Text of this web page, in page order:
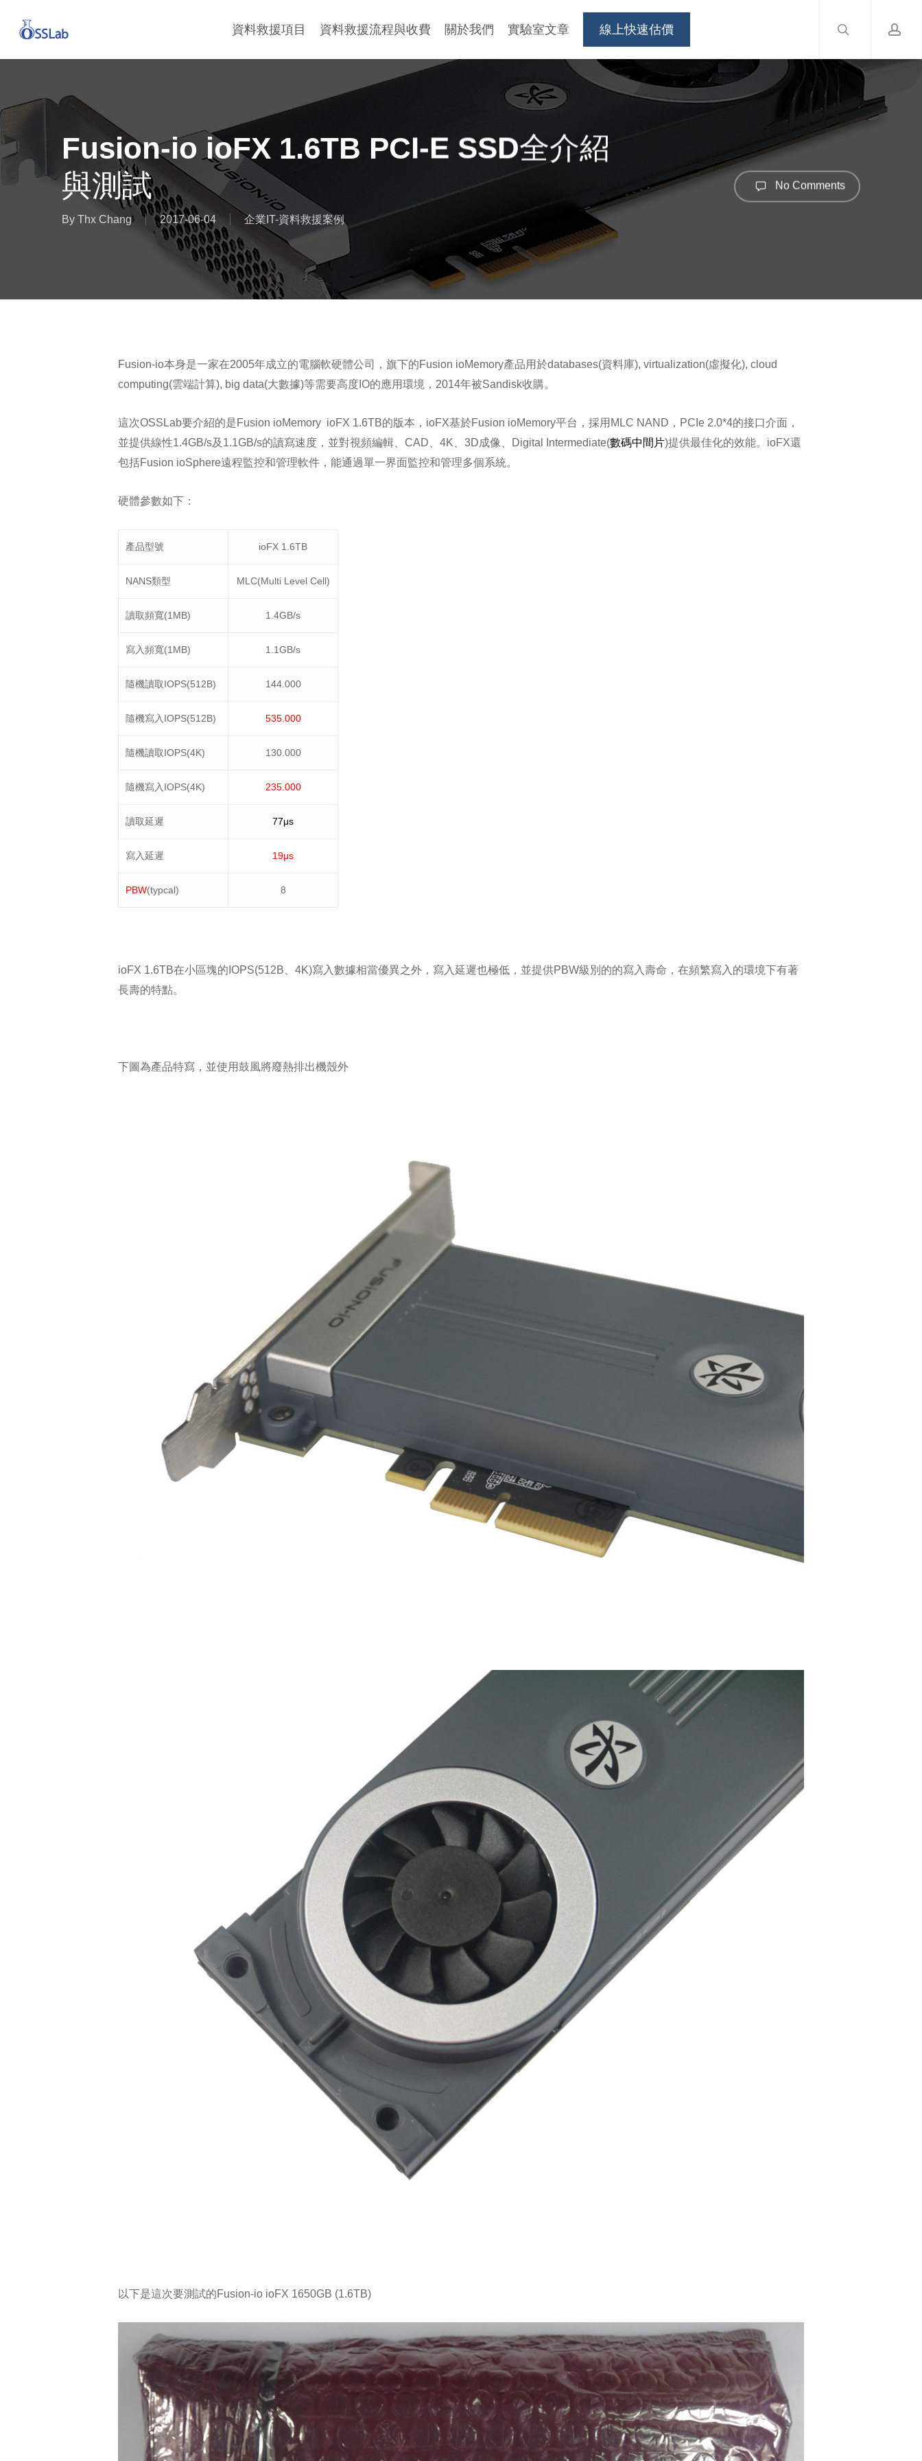
資料救援項目 資料救援流程與收費 關於我們 實驗室文章 線上快速估價
Fusion-io ioFX 1.6TB PCI-E SSD全介紹
與測試
By Thx Chang 2017-06-04 企業IT-資料救援案例
No Comments
Fusion-io本身是一家在2005年成立的電腦軟硬體公司，旗下的Fusion ioMemory產品用於databases(資料庫), virtualization(虛擬化), cloud
computing(雲端計算), big data(大數據)等需要高度IO的應用環境，2014年被Sandisk收購。
這次OSSLab要介紹的是Fusion ioMemory ioFX 1.6TB的版本，ioFX基於Fusion ioMemory平台，採用MLC NAND，PCIe 2.0*4的接口介面，
並提供線性1.4GB/s及1.1GB/s的讀寫速度，並對視頻編輯、CAD、4K、3D成像、Digital Intermediate(數碼中間片)提供最佳化的效能。ioFX還
包括Fusion ioSphere遠程監控和管理軟件，能通過單一界面監控和管理多個系統。
硬體參數如下：
產品型號 ioFX 1.6TB
NANS類型 MLC(Multi Level Cell)
讀取頻寬(1MB) 1.4GB/s
寫入頻寬(1MB) 1.1GB/s
隨機讀取IOPS(512B) 144.000
隨機寫入IOPS(512B) 535.000
隨機讀取IOPS(4K) 130.000
隨機寫入IOPS(4K) 235.000
讀取延遲 77μs
寫入延遲 19μs
PBW(typcal) 8
ioFX 1.6TB在小區塊的IOPS(512B、4K)寫入數據相當優異之外，寫入延遲也極低，並提供PBW級別的的寫入壽命，在頻繁寫入的環境下有著
長壽的特點。
下圖為產品特寫，並使用鼓風將廢熱排出機殼外
以下是這次要測試的Fusion-io ioFX 1650GB (1.6TB)